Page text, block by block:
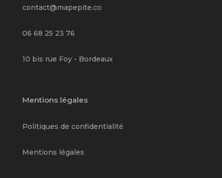
contact@mapepite.co
06 68 25 23 76
10 bis rue Foy - Bordeaux
Mentions légales
Politiques de confidentialité
Mentions légales